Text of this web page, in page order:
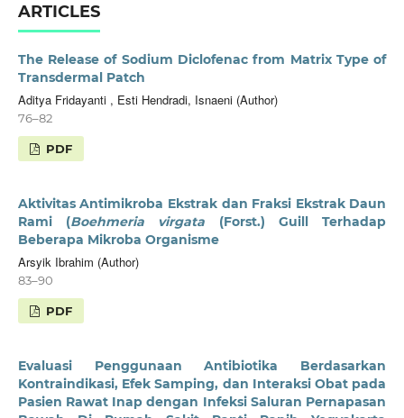
ARTICLES
The Release of Sodium Diclofenac from Matrix Type of
Transdermal Patch
Aditya Fridayanti , Esti Hendradi, Isnaeni (Author)
76–82
PDF
Aktivitas Antimikroba Ekstrak dan Fraksi Ekstrak Daun
Rami (Boehmeria virgata (Forst.) Guill Terhadap
Beberapa Mikroba Organisme
Arsyik Ibrahim (Author)
83–90
PDF
Evaluasi Penggunaan Antibiotika Berdasarkan
Kontraindikasi, Efek Samping, dan Interaksi Obat pada
Pasien Rawat Inap dengan Infeksi Saluran Pernapasan